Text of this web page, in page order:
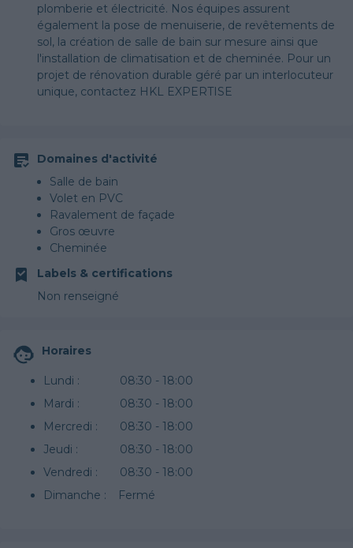
plomberie et électricité. Nos équipes assurent
également la pose de menuiserie, de revêtements de
sol, la création de salle de bain sur mesure ainsi que
l'installation de climatisation et de cheminée. Pour un
projet de rénovation durable géré par un interlocuteur
unique, contactez HKL EXPERTISE
Domaines d'activité
Salle de bain
Volet en PVC
Ravalement de façade
Gros œuvre
Cheminée
Papier peint
Labels & certifications
Non renseigné
Horaires
Lundi :
08:30 - 18:00
Mardi :
08:30 - 18:00
Mercredi :
08:30 - 18:00
Jeudi :
08:30 - 18:00
Vendredi :
08:30 - 18:00
Dimanche :
Fermé